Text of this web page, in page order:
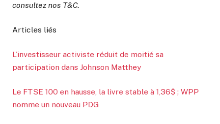
consultez nos T&C.
Articles liés
L’investisseur activiste réduit de moitié sa
participation dans Johnson Matthey
Le FTSE 100 en hausse, la livre stable à 1,36$ ; WPP
nomme un nouveau PDG